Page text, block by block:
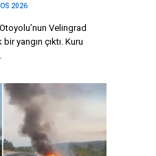
2026
Velingrad
yangın çıktı. Kuru